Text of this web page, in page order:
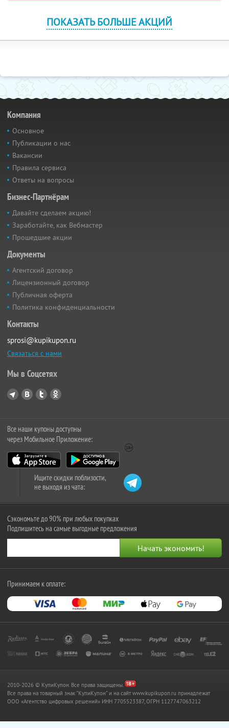
ПОКАЗАТЬ БОЛЬШЕ АКЦИЙ
Компания
Основное
Публикации о нас
Вакансии
Правила сервиса
Ответы на вопросы
Бизнес-Партнёрам
Давайте сделаем акцию!
Заработайте, как Вебмастер
Прошедшие акции
Документы
Агентский договор
Лицензионный договор
Публичная оферта
Политика конфиденциальности
Контакты
sprosi@kupikupon.ru
Связаться с нами
Мы в Соцсетях
Все наши купоны доступны
через Мобильное Приложение:
Ищите скидки поблизости,
не выходя из чата:
Сэкономьте до 90% при любых покупках
Подпишитесь на самые выгодные предложения
Принимаем к оплате:
2010-2026 © КупиКупон. Все права защищены.
Все права на товарный знак "КупиКупон" и на сайт www.kupikupon.ru принадлежат
OOO «Агентство цифровых решений» ИНН 7705523387, ОГРН 1127747063212